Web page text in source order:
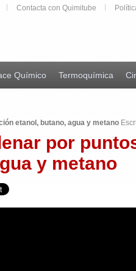
Contacta con Quimitube
Químico Termoquímica
etanol, butano, agua y metano
por
y metano